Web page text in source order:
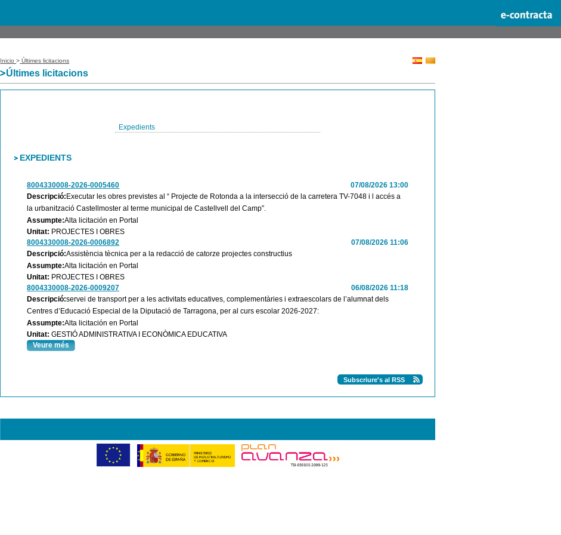
Inicio> Últimes licitacions
Últimes licitacions
Expedients
EXPEDIENTS
07/08/2026 13:00
8004330008-2026-0005460
Descripció:Executar les obres previstes al “ Projecte de Rotonda a la intersecció de la carretera TV-7048 i l accés a
la urbanització Castellmoster al terme municipal de Castellvell del Camp”.
Assumpte:Alta licitación en Portal
Unitat: PROJECTES I OBRES
07/08/2026 11:06
8004330008-2026-0006892
Descripció:Assistència tècnica per a la redacció de catorze projectes constructius
Assumpte:Alta licitación en Portal
Unitat: PROJECTES I OBRES
06/08/2026 11:18
8004330008-2026-0009207
Descripció:servei de transport per a les activitats educatives, complementàries i extraescolars de l’alumnat dels
Centres d’Educació Especial de la Diputació de Tarragona, per al curs escolar 2026-2027:
Assumpte:Alta licitación en Portal
Unitat:GESTIÓ ADMINISTRATIVA I ECONÒMICA EDUCATIVA
Veure més
Subscriure's al RSS